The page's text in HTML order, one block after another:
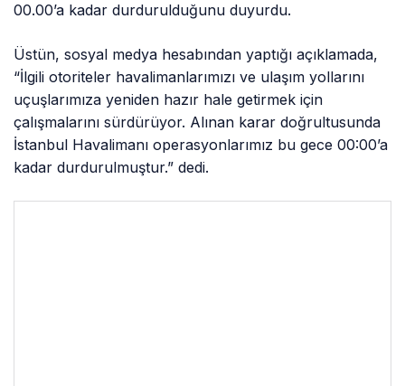
00.00’a kadar durdurulduğunu duyurdu.
Üstün, sosyal medya hesabından yaptığı açıklamada,
“İlgili otoriteler havalimanlarımızı ve ulaşım yollarını
uçuşlarımıza yeniden hazır hale getirmek için
çalışmalarını sürdürüyor. Alınan karar doğrultusunda
İstanbul Havalimanı operasyonlarımız bu gece 00:00’a
kadar durdurulmuştur.” dedi.